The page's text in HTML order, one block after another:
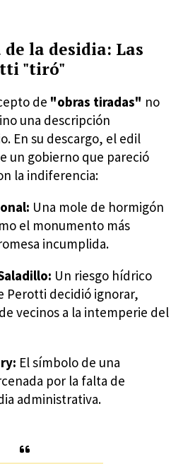
la desidia: Las
"tiró"
de "obras tiradas" no
una descripción
En su descargo, el edil
un gobierno que pareció
la indiferencia:
Una mole de hormigón
el monumento más
incumplida.
Un riesgo hídrico
Perotti decidió ignorar,
vecinos a la intemperie del
El símbolo de una
por la falta de
administrativa.